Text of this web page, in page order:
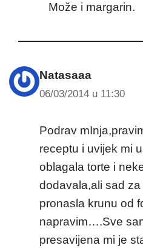
Može i margarin.
Natasaaa
06/03/2014 u 11:30
Podrav
receptu i uvijek mi
oblagala torte i
dodavala,ali sad
pronasla krunu od
napravim….Sve
presavijena mi je